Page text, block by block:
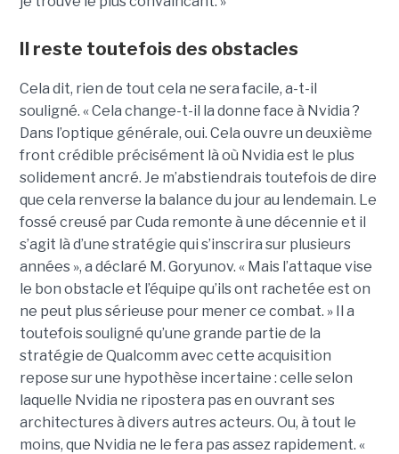
Il reste toutefois des obstacles
Cela dit, rien de tout cela ne sera facile, a-t-il
souligné. « Cela change-t-il la donne face à Nvidia ?
Dans l’optique générale, oui. Cela ouvre un deuxième
front crédible précisément là où Nvidia est le plus
solidement ancré. Je m’abstiendrais toutefois de dire
que cela renverse la balance du jour au lendemain. Le
fossé creusé par Cuda remonte à une décennie et il
s’agit là d’une stratégie qui s’inscrira sur plusieurs
années », a déclaré M. Goryunov. « Mais l’attaque vise
le bon obstacle et l’équipe qu’ils ont rachetée est on
ne peut plus sérieuse pour mener ce combat. » Il a
toutefois souligné qu’une grande partie de la
stratégie de Qualcomm avec cette acquisition
repose sur une hypothèse incertaine : celle selon
laquelle Nvidia ne ripostera pas en ouvrant ses
architectures à divers autres acteurs. Ou, à tout le
moins, que Nvidia ne le fera pas assez rapidement. «